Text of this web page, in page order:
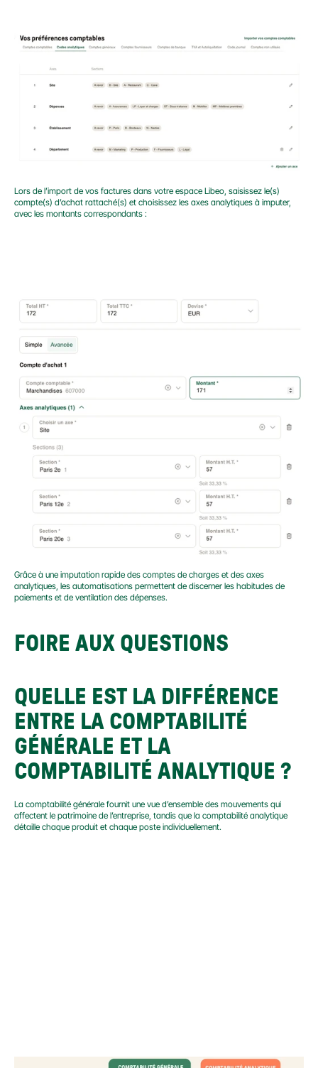
Lors de l’import de vos factures dans votre espace Libeo, saisissez le(s)
compte(s) d’achat rattaché(s) et choisissez les axes analytiques à imputer,
avec les montants correspondants :
Grâce à une imputation rapide des comptes de charges et des axes
analytiques, les automatisations permettent de discerner les habitudes de
paiements et de ventilation des dépenses.
FOIRE AUX QUESTIONS
QUELLE EST LA DIFFÉRENCE
ENTRE LA COMPTABILITÉ
GÉNÉRALE ET LA
COMPTABILITÉ ANALYTIQUE ?
La comptabilité générale fournit une vue d’ensemble des mouvements qui
affectent le patrimoine de l’entreprise, tandis que la comptabilité analytique
détaille chaque produit et chaque poste individuellement.